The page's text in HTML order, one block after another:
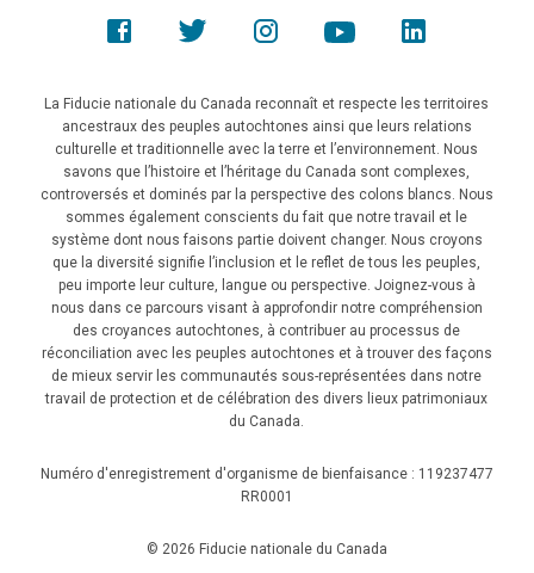
La Fiducie nationale du Canada reconnaît et respecte les territoires
ancestraux des peuples autochtones ainsi que leurs relations
culturelle et traditionnelle avec la terre et l’environnement. Nous
savons que l’histoire et l’héritage du Canada sont complexes,
controversés et dominés par la perspective des colons blancs. Nous
sommes également conscients du fait que notre travail et le
système dont nous faisons partie doivent changer. Nous croyons
que la diversité signifie l’inclusion et le reflet de tous les peuples,
peu importe leur culture, langue ou perspective. Joignez-vous à
nous dans ce parcours visant à approfondir notre compréhension
des croyances autochtones, à contribuer au processus de
réconciliation avec les peuples autochtones et à trouver des façons
de mieux servir les communautés sous-représentées dans notre
travail de protection et de célébration des divers lieux patrimoniaux
du Canada.
Numéro d'enregistrement d'organisme de bienfaisance : 119237477
RR0001
© 2026 Fiducie nationale du Canada